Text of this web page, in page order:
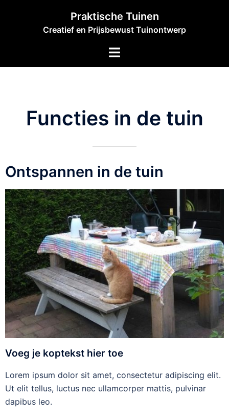
Praktische Tuinen
Creatief en Prijsbewust Tuinontwerp
Functies in de tuin
Ontspannen in de tuin
Voeg je koptekst hier toe
Lorem ipsum dolor sit amet, consectetur adipiscing elit.
Ut elit tellus, luctus nec ullamcorper mattis, pulvinar
dapibus leo.